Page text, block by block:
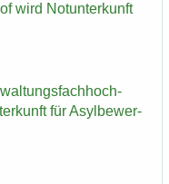
wird Not­un­ter­kunft
für Asyl­be­wer­